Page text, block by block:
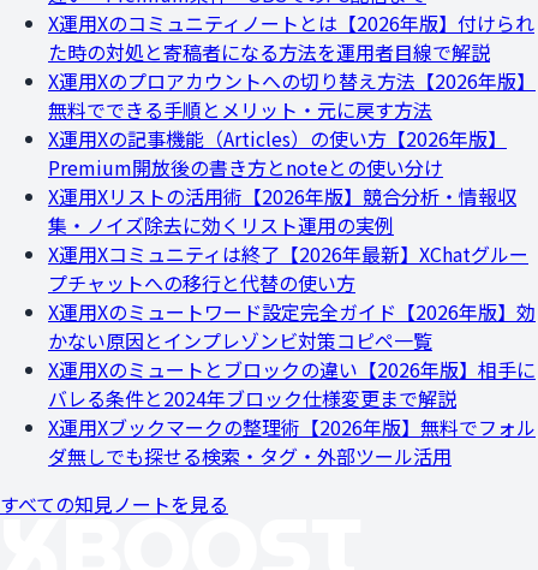
X運用Xのコミュニティノートとは【2026年版】付けられ
た時の対処と寄稿者になる方法を運用者目線で解説
X運用Xのプロアカウントへの切り替え方法【2026年版】
無料でできる手順とメリット・元に戻す方法
X運用Xの記事機能（Articles）の使い方【2026年版】
Premium開放後の書き方とnoteとの使い分け
X運用Xリストの活用術【2026年版】競合分析・情報収
集・ノイズ除去に効くリスト運用の実例
X運用Xコミュニティは終了【2026年最新】XChatグルー
プチャットへの移行と代替の使い方
X運用Xのミュートワード設定完全ガイド【2026年版】効
かない原因とインプレゾンビ対策コピペ一覧
X運用Xのミュートとブロックの違い【2026年版】相手に
バレる条件と2024年ブロック仕様変更まで解説
X運用Xブックマークの整理術【2026年版】無料でフォル
ダ無しでも探せる検索・タグ・外部ツール活用
すべての知見ノートを見る